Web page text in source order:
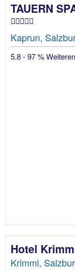
TAUERN
Kaprun,
5.8 - 97 %
Hotel
Krimml,